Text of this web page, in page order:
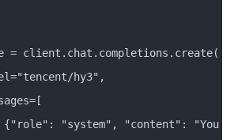
= client.chat.completions.create(
hy3",
{"role": "system", "content": "You